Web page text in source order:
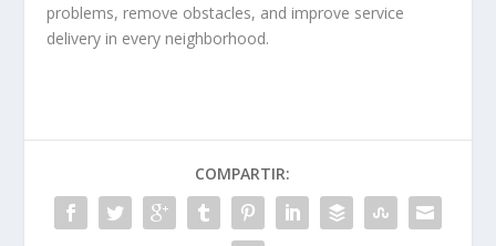
problems, remove obstacles, and improve service
delivery in every neighborhood.
COMPARTIR: